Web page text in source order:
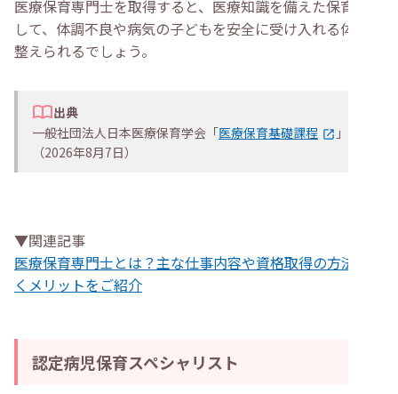
医療保育専門士を取得すると、医療知識を備えた保育士と
して、体調不良や病気の子どもを安全に受け入れる体制を
整えられるでしょう。
出典
一般社団法人日本医療保育学会「医療保育基礎課程
」
（2026年8月7日）
▼関連記事
医療保育専門士とは？主な仕事内容や資格取得の方法、働
くメリットをご紹介
認定病児保育スペシャリスト